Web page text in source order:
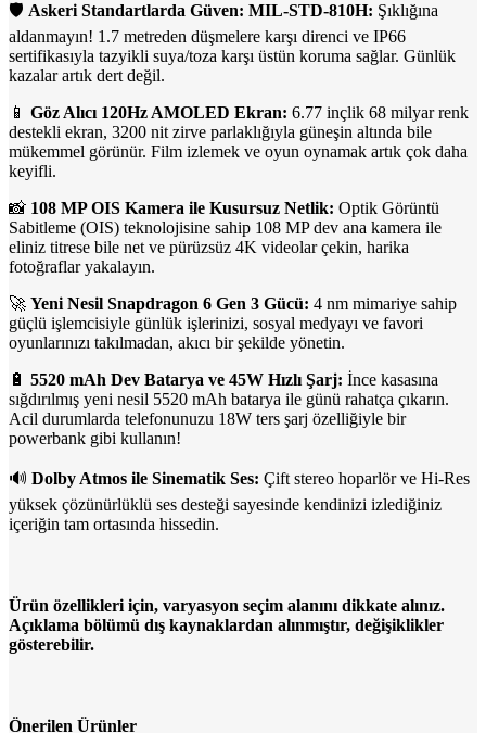
🛡️ Askeri Standartlarda Güven: MIL-STD-810H: Şıklığına
aldanmayın! 1.7 metreden düşmelere karşı direnci ve IP66
sertifikasıyla tazyikli suya/toza karşı üstün koruma sağlar. Günlük
kazalar artık dert değil.
📱 Göz Alıcı 120Hz AMOLED Ekran: 6.77 inçlik 68 milyar renk
destekli ekran, 3200 nit zirve parlaklığıyla güneşin altında bile
mükemmel görünür. Film izlemek ve oyun oynamak artık çok daha
keyifli.
📸 108 MP OIS Kamera ile Kusursuz Netlik: Optik Görüntü
Sabitleme (OIS) teknolojisine sahip 108 MP dev ana kamera ile
eliniz titrese bile net ve pürüzsüz 4K videolar çekin, harika
fotoğraflar yakalayın.
🚀 Yeni Nesil Snapdragon 6 Gen 3 Gücü: 4 nm mimariye sahip
güçlü işlemcisiyle günlük işlerinizi, sosyal medyayı ve favori
oyunlarınızı takılmadan, akıcı bir şekilde yönetin.
🔋 5520 mAh Dev Batarya ve 45W Hızlı Şarj: İnce kasasına
sığdırılmış yeni nesil 5520 mAh batarya ile günü rahatça çıkarın.
Acil durumlarda telefonunuzu 18W ters şarj özelliğiyle bir
powerbank gibi kullanın!
🔊 Dolby Atmos ile Sinematik Ses: Çift stereo hoparlör ve Hi-Res
yüksek çözünürlüklü ses desteği sayesinde kendinizi izlediğiniz
içeriğin tam ortasında hissedin.
Ürün özellikleri için, varyasyon seçim alanını dikkate alınız.
Açıklama bölümü dış kaynaklardan alınmıştır, değişiklikler
gösterebilir.
Önerilen Ürünler